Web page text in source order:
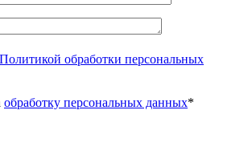
Политикой обработки персональных
обработку персональных данных*